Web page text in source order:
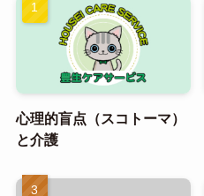
心理的盲点（スコトーマ）
と介護